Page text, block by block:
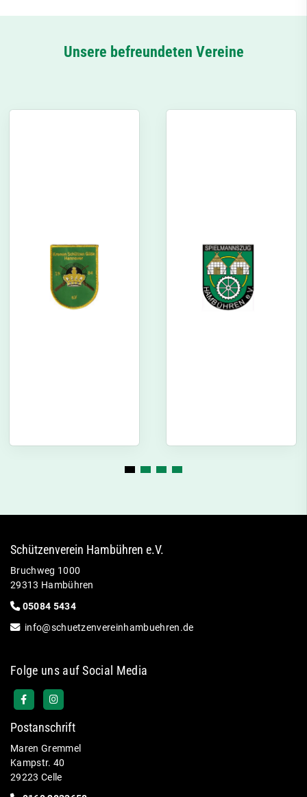
Unsere befreundeten Vereine
Schützenverein Hambühren e.V.
Bruchweg 1000
29313 Hambühren
05084 5434
info@schuetzenvereinhambuehren.de
Folge uns auf Social Media
Postanschrift
Maren Gremmel
Kampstr. 40
29223 Celle